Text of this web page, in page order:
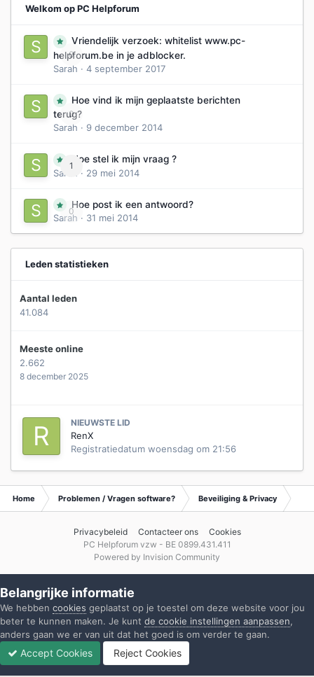
Welkom op PC Helpforum
0
Vriendelijk verzoek: whitelist www.pc-
helpforum.be in je adblocker.
Sarah · 4 september 2017
0
Hoe vind ik mijn geplaatste berichten
terug?
Sarah · 9 december 2014
1
Hoe stel ik mijn vraag ?
Sarah
· 29 mei 2014
0
Hoe post ik een antwoord?
Sarah · 31 mei 2014
Leden statistieken
Aantal leden
41.084
Meeste online
2.662
8 december 2025
NIEUWSTE LID
RenX
Registratiedatum woensdag om 21:56
Home Problemen / Vragen software? Beveiliging & Privacy
Privacybeleid Contacteer ons
Cookies
PC Helpforum vzw - BE 0899.431.411
Powered by Invision Community
Belangrijke informatie
We hebben cookies geplaatst op je toestel om deze website voor jou
beter te kunnen maken. Je kunt de cookie instellingen aanpassen,
anders gaan we er van uit dat het goed is om verder te gaan.
Accept Cookies Reject Cookies
Ongelezen